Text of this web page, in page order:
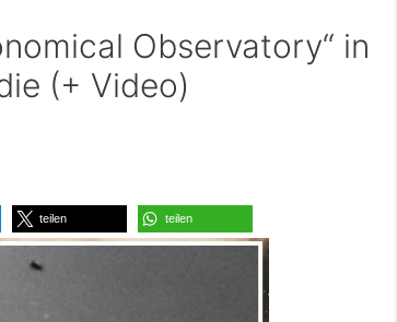
Observatory“ in
(+ Video)
teilen teilen